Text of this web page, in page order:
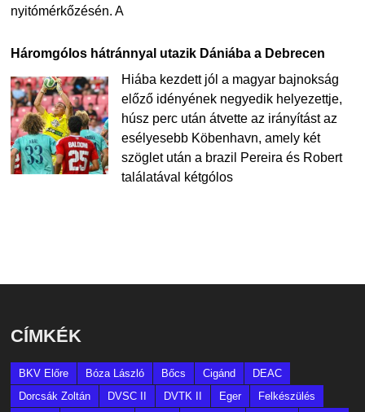
nyitómérkőzésén. A
Háromgólos hátránnyal utazik Dániába a Debrecen
Hiába kezdett jól a magyar bajnokság
előző idényének negyedik helyezettje,
húsz perc után átvette az irányítást az
esélyesebb Köbenhavn, amely két
szöglet után a brazil Pereira és Robert
találatával kétgólos
CÍMKÉK
BKV Előre Bóza László Bőcs Cigánd
DEAC
Dorcsák Zoltán
DVSC II DVTK II Eger
Felkészülés